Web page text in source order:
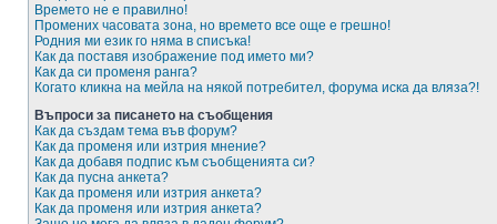
Времето не е правилно!
Промених часовата зона, но времето все още е грешно!
Родния ми език го няма в списъка!
Как да поставя изображение под името ми?
Как да си променя ранга?
Когато кликна на мейла на някой потребител, форума иска да вляза?!
Въпроси за писането на съобщения
Как да създам тема във форум?
Как да променя или изтрия мнение?
Как да добавя подпис към съобщенията си?
Как да пусна анкета?
Как да променя или изтрия анкета?
Как да променя или изтрия анкета?